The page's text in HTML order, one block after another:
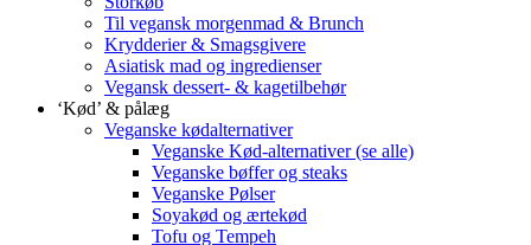
Til vegansk morgenmad & Brunch
Krydderier & Smagsgivere
Asiatisk mad og ingredienser
Vegansk dessert- & kagetilbehør
‘Kød’ & pålæg
Veganske kødalternativer
Veganske Kød-alternativer (se alle)
Veganske bøffer og steaks
Veganske Pølser
Soyakød og ærtekød
Tofu og Tempeh